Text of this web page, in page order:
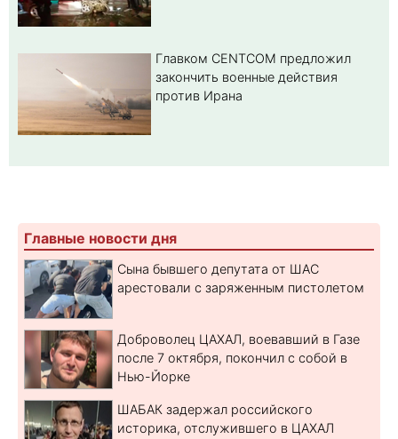
Главком CENTCOM предложил
закончить военные действия
против Ирана
Главные новости дня
Сына бывшего депутата от ШАС
арестовали с заряженным пистолетом
Доброволец ЦАХАЛ, воевавший в Газе
после 7 октября, покончил с собой в
Нью-Йорке
ШАБАК задержал российского
историка, отслужившего в ЦАХАЛ